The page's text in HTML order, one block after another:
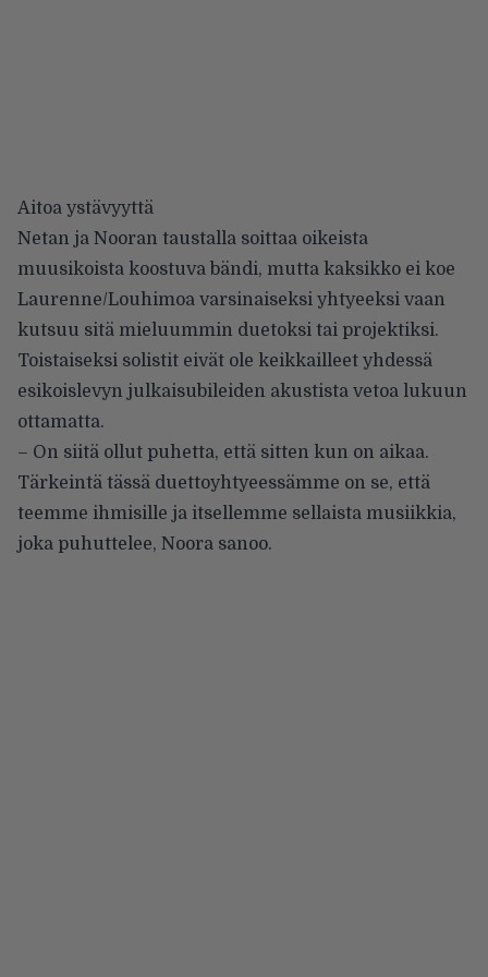
Aitoa ystävyyttä
Netan ja Nooran taustalla soittaa oikeista
muusikoista koostuva bändi, mutta kaksikko ei koe
Laurenne/Louhimoa varsinaiseksi yhtyeeksi vaan
kutsuu sitä mieluummin duetoksi tai projektiksi.
Toistaiseksi solistit eivät ole keikkailleet yhdessä
esikoislevyn julkaisubileiden akustista vetoa lukuun
ottamatta.
– On siitä ollut puhetta, että sitten kun on aikaa.
Tärkeintä tässä duettoyhtyeessämme on se, että
teemme ihmisille ja itsellemme sellaista musiikkia,
joka puhuttelee, Noora sanoo.